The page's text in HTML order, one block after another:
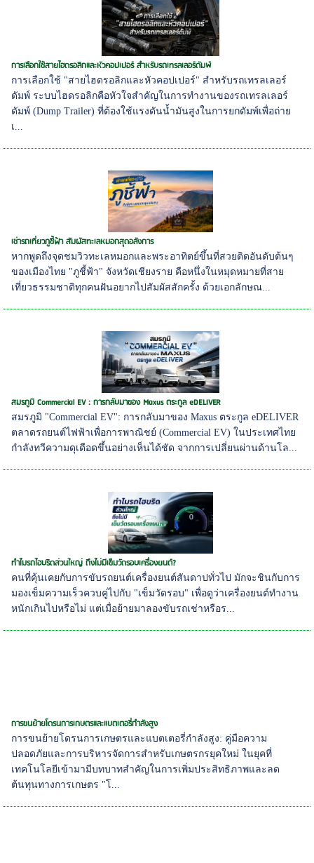
การเลือกใช้สายไฮดรอลิกและหัวคอปเปอร์ สำหรับรถเทรลเลอร์ดัมพ์
การเลือกใช้ "สายไฮดรอลิกและหัวคอปเปอร์" สำหรับรถเทรลเลอร์
ดัมพ์ ระบบไฮดรอลิกคือหัวใจสำคัญในการทำงานของรถเทรลเลอร์
ดัมพ์ (Dump Trailer) ที่ต้องใช้แรงดันน้ำมันสูงในการยกดัมพ์เพื่อถ่าย
เ...
เช่ารถเที่ยวภูชี้ฟ้า สัมผัสทะเลหมอกสุดอลังการ
หากพูดถึงจุดชมวิวทะเลหมอกและพระอาทิตย์ขึ้นที่สวยติดอันดับต้นๆ
ของเมืองไทย "ภูชี้ฟ้า" จังหวัดเชียงราย คือหนึ่งในหมุดหมายที่สาย
เที่ยวธรรมชาติทุกคนฝันอยากไปสัมผัสสักครั้ง ด้วยเอกลักษณ...
สมรภูมิ Commercial EV : การกลับมาของ Maxus ตระกูล eDELIVER
สมรภูมิ "Commercial EV": การกลับมาของ Maxus ตระกูล eDELIVER
ตลาดรถยนต์ไฟฟ้าเพื่อการพาณิชย์ (Commercial EV) ในประเทศไทย
กำลังทวีความดุเดือดขึ้นอย่างเห็นได้ชัด จากการเปลี่ยนผ่านด้านโล...
ทำไมรถไฮบริดส่วนใหญ่ ถึงไม่มีเข็มวัดรอบเครื่องยนต์?
คนที่คุ้นเคยกับการขับรถยนต์เครื่องยนต์สันดาปทั่วไป มักจะชินกับการ
มองเข็มความเร็วควบคู่ไปกับ "เข็มวัดรอบ" เพื่อดูว่าเครื่องยนต์ทำงาน
หนักเกินไปหรือไม่ แต่เมื่อย้ายมาลองขับรถเช่าหรือร...
การขนย้ายโดรนการเกษตรและแบตเตอรี่กำลังสูง
การขนย้ายโดรนการเกษตรและแบตเตอรี่กำลังสูง: คู่มือความ
ปลอดภัยและการบริหารจัดการสำหรับเกษตรกรยุคใหม่ ในยุคที่
เทคโนโลยีเข้ามามีบทบาทสำคัญในการเพิ่มประสิทธิภาพและลด
ต้นทุนทางการเกษตร "โ...